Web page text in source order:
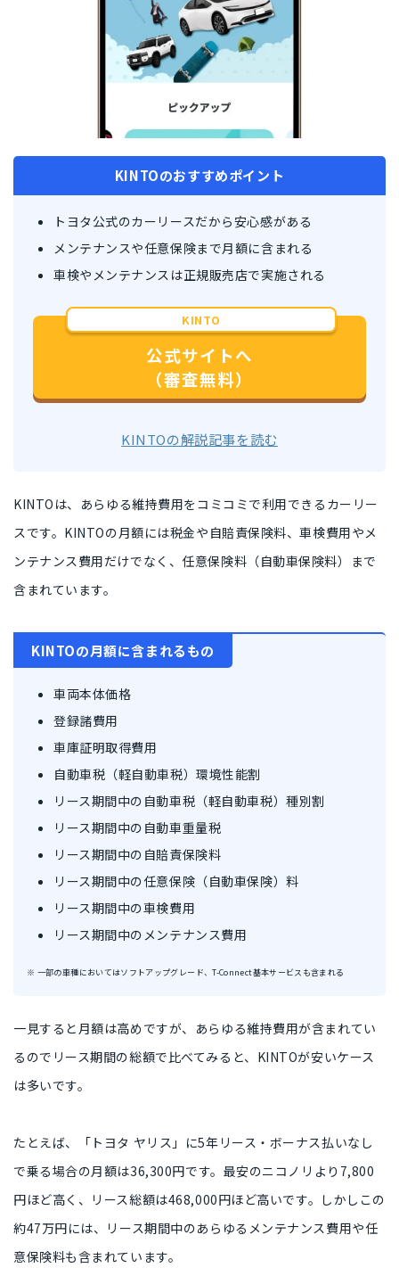
KINTOのおすすめポイント
トヨタ公式のカーリースだから安心感がある
メンテナンスや任意保険まで月額に含まれる
車検やメンテナンスは正規販売店で実施される
KINTO
公式サイトへ
（審査無料）
KINTOの解説記事を読む
KINTOは、
あらゆる維持費用をコミコミで利用できるカーリー
ス です。KINTOの月額には税金や自賠責保険料、車検費用やメ
ンテナンス費用だけでなく、任意保険料（自動車保険料）まで
含まれています。
KINTOの月額に含まれるもの
車両本体価格
登録諸費用
車庫証明取得費用
自動車税（軽自動車税）環境性能割
リース期間中の自動車税（軽自動車税）種別割
リース期間中の自動車重量税
リース期間中の自賠責保険料
リース期間中の任意保険（自動車保険）料
リース期間中の車検費用
リース期間中のメンテナンス費用
※ 一部の車種においてはソフトアップグレード、T-Connect基本サービスも含まれる
一見すると月額は高めですが、あらゆる維持費用が含まれてい
るので リース期間の総額で比べてみると、 KINTOが安いケース
は多いです。
たとえば、「トヨタ ヤリス」に5年リース・ボーナス払いなし
で乗る場合の月額は36,300円です。最安のニコノリより 7,800
円ほど高く、リース総額は468,000円ほど高いです。しかしこの
約47万円には、リース期間中のあらゆるメンテナンス費用や任
意保険料も含まれています。